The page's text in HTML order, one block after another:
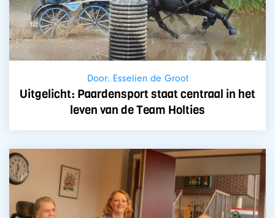
Door: Esselien de Groot
Uitgelicht: Paardensport staat centraal in het
leven van de Team Holties